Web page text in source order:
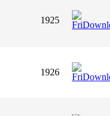
1925
1926